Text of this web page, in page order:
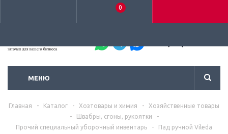
0
МЕНЮ
Главная - Каталог - Хозтовары и химия -
Хозяйственные товары
-
Швабры, сгоны, рукоятки
-
Прочий специальный уборочный инвентарь
-
Пад ручной Vileda